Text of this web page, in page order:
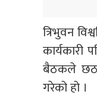
त्रिभुवन
कार्यकारी
बैठकले
गरेको हो ।